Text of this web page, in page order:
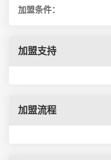
加盟条件：
加盟支持
加盟流程